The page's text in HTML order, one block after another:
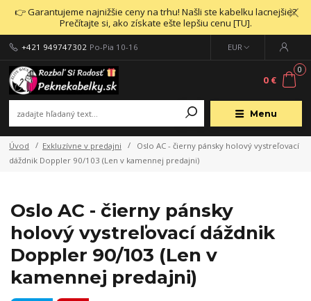
👉 Garantujeme najnižšie ceny na trhu! Našli ste kabelku lacnejšie?
Prečítajte si, ako získate ešte lepšiu cenu [TU].
Menu
EUR
+421 949747302 Po-Pia 10-16
0
0 €
Úvod Exkluzívne v predajni
Oslo AC - čierny pánsky holový vystreľovací
dáždnik Doppler 90/103 (Len v kamennej predajni)
Oslo AC - čierny pánsky
holový vystreľovací dáždnik
Doppler 90/103 (Len v
kamennej predajni)